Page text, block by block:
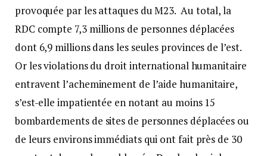
provoquée par les attaques du M23. Au total, la
RDC compte 7,3 millions de personnes déplacées
dont 6,9 millions dans les seules provinces de l’est.
Or les violations du droit international humanitaire
entravent l’acheminement de l’aide humanitaire,
s’est-elle impatientée en notant au moins 15
bombardements de sites de personnes déplacées ou
de leurs environs immédiats qui ont fait près de 30